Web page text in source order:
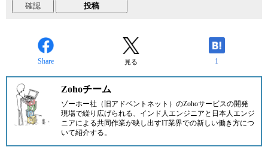
Share 見る 1
Zohoチーム
ゾーホー社（旧アドベントネット）のZohoサービスの開発
現場で繰り広げられる、インド人エンジニアと日本人エンジ
ニアによる共同作業が映し出すIT業界での新しい働き方につ
いて紹介する。